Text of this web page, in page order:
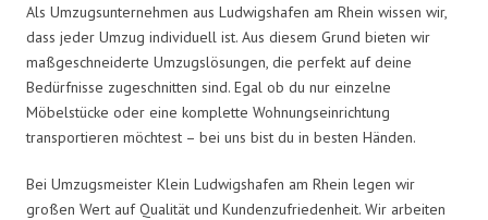
Als Umzugsunternehmen aus Ludwigshafen am Rhein wissen wir,
dass jeder Umzug individuell ist. Aus diesem Grund bieten wir
maßgeschneiderte Umzugslösungen, die perfekt auf deine
Bedürfnisse zugeschnitten sind. Egal ob du nur einzelne
Möbelstücke oder eine komplette Wohnungseinrichtung
transportieren möchtest – bei uns bist du in besten Händen.
Bei Umzugsmeister Klein Ludwigshafen am Rhein legen wir
großen Wert auf Qualität und Kundenzufriedenheit. Wir arbeiten